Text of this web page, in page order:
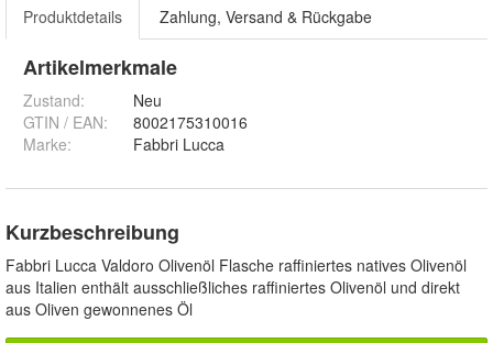
Produktdetails Zahlung, Versand & Rückgabe
Artikelmerkmale
Zustand:
Neu
GTIN / EAN:
8002175310016
Marke:
Fabbri Lucca
Kurzbeschreibung
Fabbri Lucca Valdoro Olivenöl Flasche raffiniertes natives Olivenöl
aus Italien enthält ausschließliches raffiniertes Olivenöl und direkt
aus Oliven gewonnenes Öl